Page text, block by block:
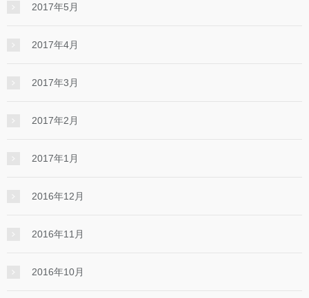
2017年5月
2017年4月
2017年3月
2017年2月
2017年1月
2016年12月
2016年11月
2016年10月